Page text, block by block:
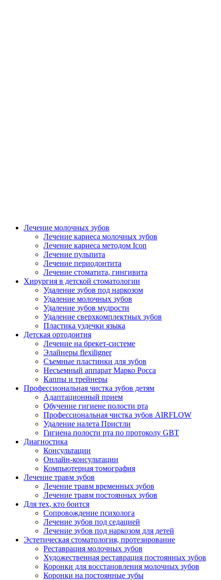
Лечение молочных зубов
Лечение кариеса молочных зубов
Лечение кариеса методом Icon
Лечение пульпита
Лечение периодонтита
Лечение стоматита, гингивита
Хирургия в детской стоматологии
Удаление зубов под наркозом
Удаление молочных зубов
Удаление зубов мудрости
Удаление сверхкомплектных зубов
Пластика уздечки языка
Детская ортодонтия
Лечение на брекет-системе
Элайнеры flexiligner
Съемные пластинки для зубов
Несъемный аппарат Марко Росса
Каппы и трейнеры
Профессиональная чистка зубов детям
Адаптационный прием
Обучение гигиене полости рта
Профессиональная чистка зубов AIRFLOW
Удаление налета Пристли
Гигиена полости рта по протоколу GBT
Диагностика
Консультации
Онлайн-консультации
Компьютерная томография
Лечение травм зубов
Лечение травм временных зубов
Лечение травм постоянных зубов
Для тех, кто боится
Сопровождение психолога
Лечение зубов под седацией
Лечение зубов под наркозом для детей
Эстетическая стоматология, протезирование
Реставрация молочных зубов
Художественная реставрация постоянных зубов
Коронки для восстановления молочных зубов
Коронки на постоянные зубы